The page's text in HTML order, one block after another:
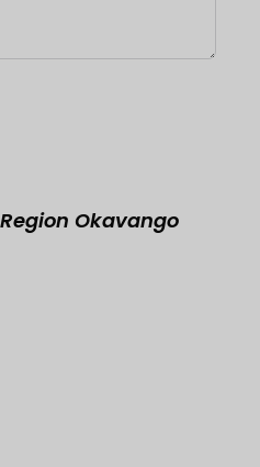
Okavango